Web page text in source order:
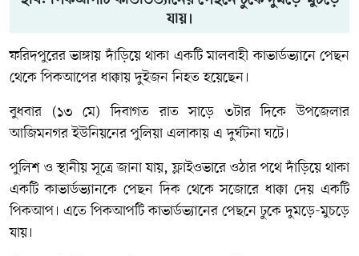
যায়।
ফরিদপুরের ভাঙ্গায় দাঁড়িয়ে থাকা একটি মালবাহী কাভার্ডভ্যানে পেছন
থেকে পিকআপের ধাক্কায় দুইজন নিহত হয়েছেন।
বুধবার (১৩ মে) দিবাগত রাত সাড়ে ৩টার দিকে উপজেলার
আজিমনগর ইউনিয়নের পুলিয়া এলাকায় এ দুর্ঘটনা ঘটে।
পুলিশ ও স্থানীয় সূত্রে জানা যায়, ফ্লাইওভারে ওঠার পথে দাঁড়িয়ে থাকা
একটি কাভার্ডভ্যানকে পেছন দিক থেকে সজোরে ধাক্কা দেয় একটি
পিকআপ। এতে পিকআপটি কাভার্ডভ্যানের পেছনে ঢুকে দুমড়ে-মুচড়ে
যায়।